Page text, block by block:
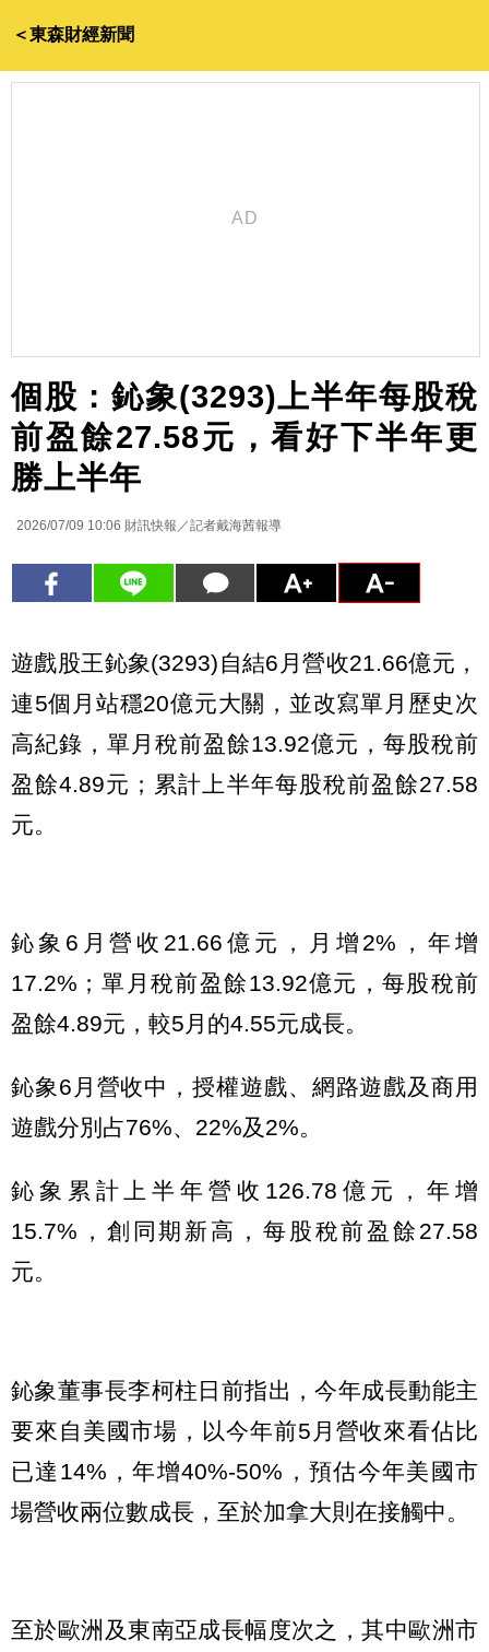
＜東森財經新聞
個股：鈊象(3293)上半年每股稅
前盈餘27.58元，看好下半年更
勝上半年
2026/07/09 10:06 財訊快報／記者戴海茜報導
遊戲股王鈊象(3293)自結6月營收21.66億元，
連5個月站穩20億元大關，並改寫單月歷史次
高紀錄，單月稅前盈餘13.92億元，每股稅前
盈餘4.89元；累計上半年每股稅前盈餘27.58
元。
鈊象6月營收21.66億元，月增2%，年增
17.2%；單月稅前盈餘13.92億元，每股稅前
盈餘4.89元，較5月的4.55元成長。
鈊象6月營收中，授權遊戲、網路遊戲及商用
遊戲分別占76%、22%及2%。
鈊象累計上半年營收126.78億元，年增
15.7%，創同期新高，每股稅前盈餘27.58
元。
鈊象董事長李柯柱日前指出，今年成長動能主
要來自美國市場，以今年前5月營收來看佔比
已達14%，年增40%-50%，預估今年美國市
場營收兩位數成長，至於加拿大則在接觸中。
至於歐洲及東南亞成長幅度次之，其中歐洲市